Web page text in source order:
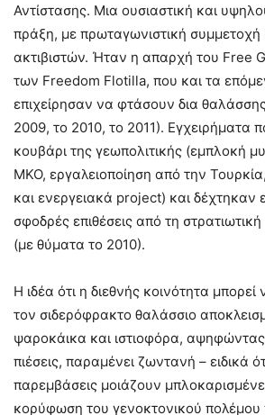
Αντίστασης. Μια ουσιαστική και
πράξη, με πρωταγωνιστική
ακτιβιστών. Ήταν η απαρχή του Free
των Freedom Flotilla, που και τα
επιχείρησαν να φτάσουν δια
2009, το 2010, το 2011). Εγχειρήματα
κουβάρι της γεωπολιτικής (εμπλοκή
ΜΚΟ, εργαλειοποίηση από την
και ενεργειακά project) και δέχτηκαν
σφοδρές επιθέσεις από τη
(με θύματα το 2010).
Η ιδέα ότι η διεθνής κοινότητα
τον σιδερόφρακτο θαλάσσιο
ψαροκάικα και ιστιοφόρα, αψηφώντας
πιέσεις, παραμένει ζωντανή – ειδικά
παρεμβάσεις μοιάζουν
κορύφωση του γενοκτονικού πολέμου